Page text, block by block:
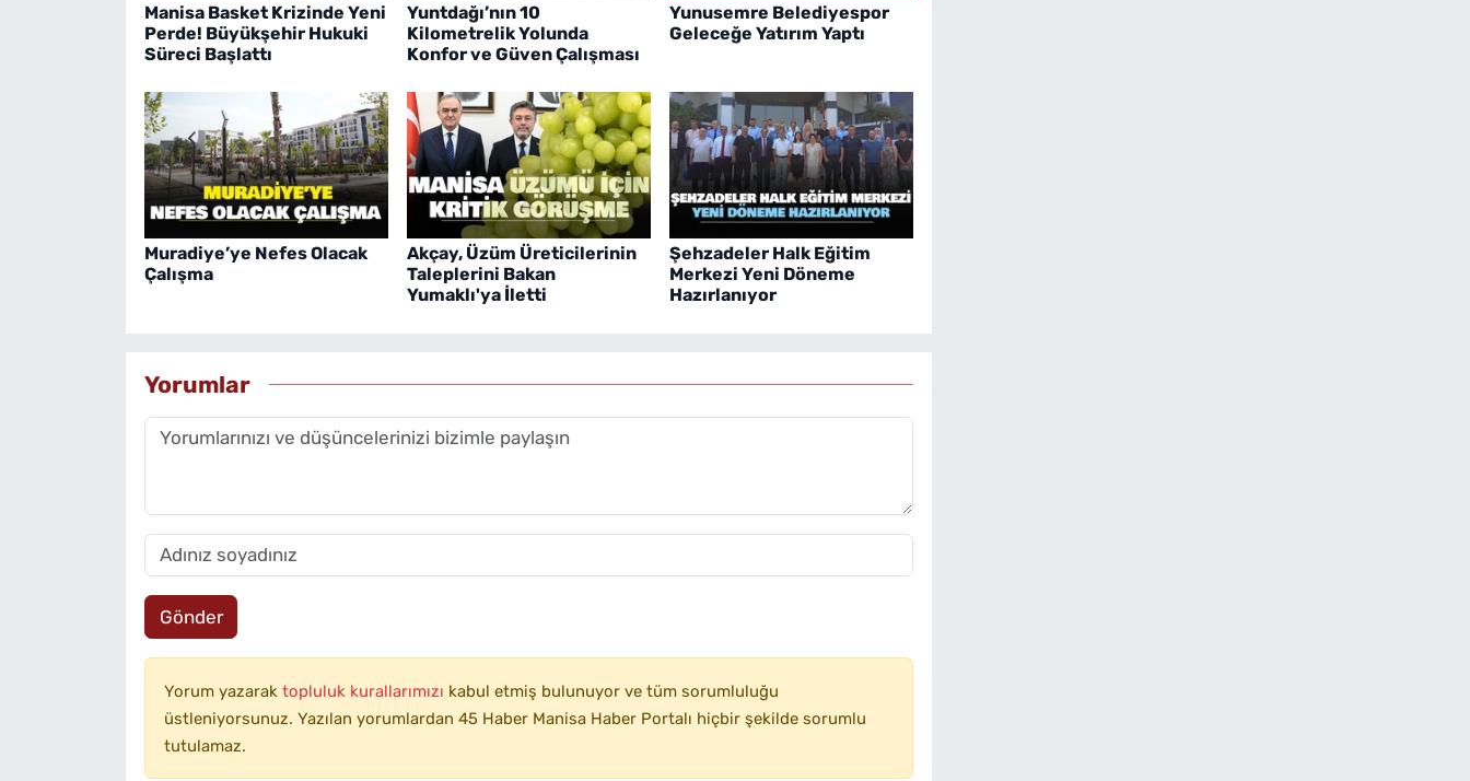
Manisa Basket Krizinde Yeni
Perde! Büyükşehir Hukuki
Süreci Başlattı
Yuntdağı’nın 10
Kilometrelik Yolunda
Konfor ve Güven Çalışması
Yunusemre Belediyespor
Geleceğe Yatırım Yaptı
Muradiye’ye Nefes Olacak
Çalışma
Akçay, Üzüm Üreticilerinin
Taleplerini Bakan
Yumaklı'ya İletti
Şehzadeler Halk Eğitim
Merkezi Yeni Döneme
Hazırlanıyor
Yorumlar
Gönder
Yorum yazarak topluluk kurallarımızı kabul etmiş bulunuyor ve tüm sorumluluğu
üstleniyorsunuz. Yazılan yorumlardan 45 Haber Manisa Haber Portalı hiçbir şekilde sorumlu
tutulamaz.